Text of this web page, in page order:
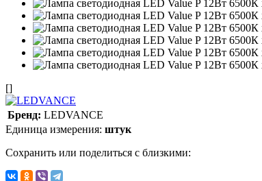
[]
Бренд: LEDVANCE
Единица измерения: штук
Сохранить или поделиться с близкими: